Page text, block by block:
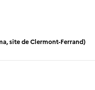
site de Clermont-Ferrand)